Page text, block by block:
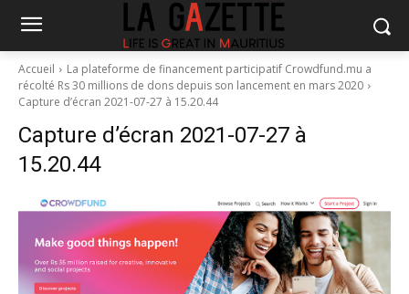
Accueil
La plateforme de financement participatif Crowdfund.mu a
récolté Rs 30 millions de dons depuis son lancement en mars 2020
Capture d’écran 2021-07-27 à 15.20.44
Capture d’écran 2021-07-27 à
15.20.44